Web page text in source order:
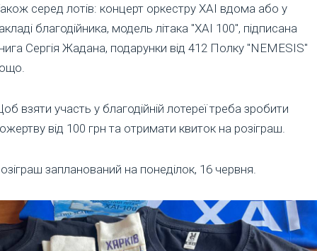
серед лотів: концерт оркестру ХАІ вдома або у
благодійника, модель літака "ХАІ 100", підписана
Сергія Жадана, подарунки від 412 Полку "NEMESIS"
взяти участь у благодійній лотереї треба зробити
від 100 грн та отримати квиток на розіграш.
запланований на понеділок, 16 червня.